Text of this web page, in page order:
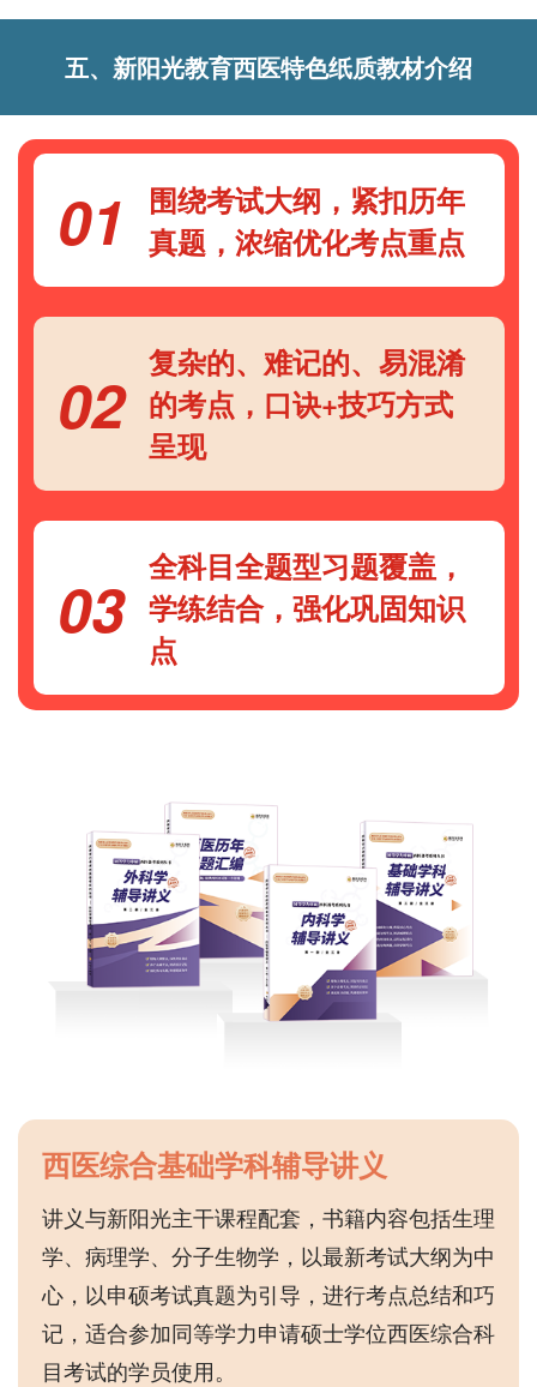
五、新阳光教育西医特色纸质教材介绍
01
围绕考试大纲，紧扣历年
真题，浓缩优化考点重点
02
复杂的、难记的、易混淆
的考点，口诀+技巧方式
呈现
03
全科目全题型习题覆盖，
学练结合，强化巩固知识
点
西医综合基础学科辅导讲义
讲义与新阳光主干课程配套，书籍内容包括生理
学、病理学、分子生物学，以最新考试大纲为中
心，以申硕考试真题为引导，进行考点总结和巧
记，适合参加同等学力申请硕士学位西医综合科
目考试的学员使用。